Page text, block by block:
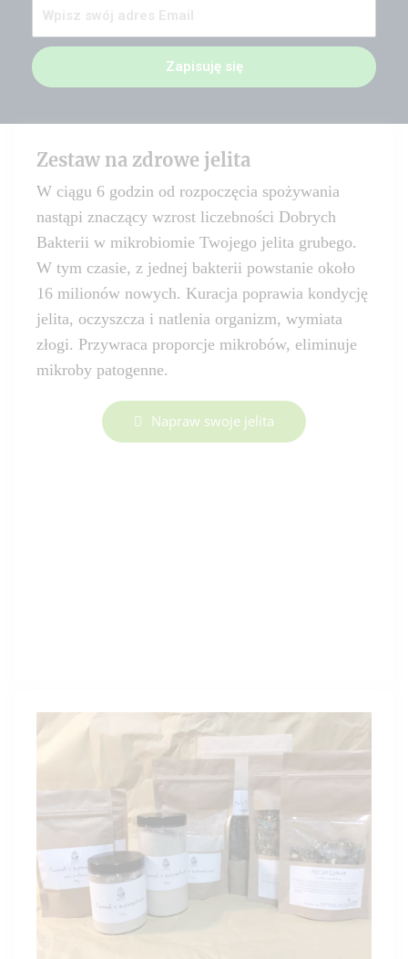
Zapisuję się
Zestaw na zdrowe jelita
W ciągu 6 godzin od rozpoczęcia spożywania
nastąpi znaczący wzrost liczebności Dobrych
Bakterii w mikrobiomie Twojego jelita grubego.
W tym czasie, z jednej bakterii powstanie około
16 milionów nowych. Kuracja poprawia kondycję
jelita, oczyszcza i natlenia organizm, wymiata
złogi. Przywraca proporcje mikrobów, eliminuje
mikroby patogenne.
Napraw swoje jelita